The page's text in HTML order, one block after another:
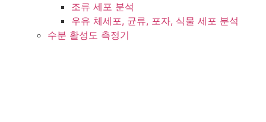
조류 세포 분석
우유 체세포, 균류, 포자, 식물 세포 분석
수분 활성도 측정기